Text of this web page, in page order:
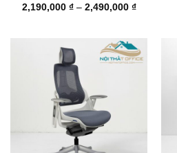
2,190,000 ₫ – 2,490,000 ₫Khoảng
2,490,000